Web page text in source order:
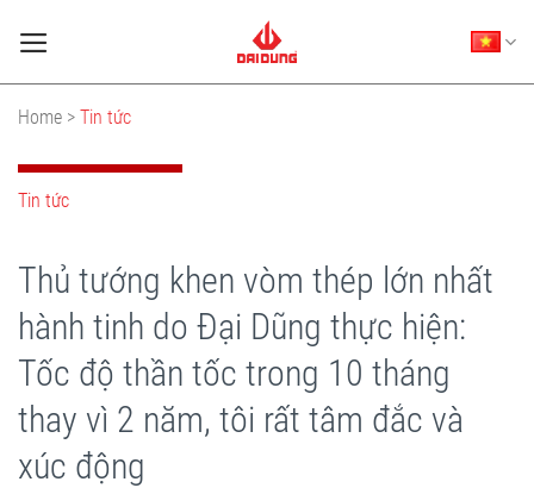
Home > Tin tức
Tin tức
Thủ tướng khen vòm thép lớn nhất
hành tinh do Đại Dũng thực hiện:
Tốc độ thần tốc trong 10 tháng
thay vì 2 năm, tôi rất tâm đắc và
xúc động